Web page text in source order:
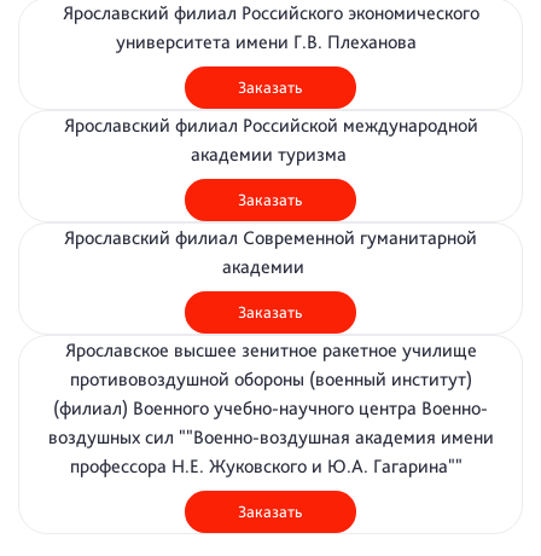
Ярославский филиал Российского экономического
университета имени Г.В. Плеханова
Заказать
Ярославский филиал Российской международной
академии туризма
Заказать
Ярославский филиал Современной гуманитарной
академии
Заказать
Ярославское высшее зенитное ракетное училище
противовоздушной обороны (военный институт)
(филиал) Военного учебно-научного центра Военно-
воздушных сил ""Военно-воздушная академия имени
профессора Н.Е. Жуковского и Ю.А. Гагарина""
Заказать